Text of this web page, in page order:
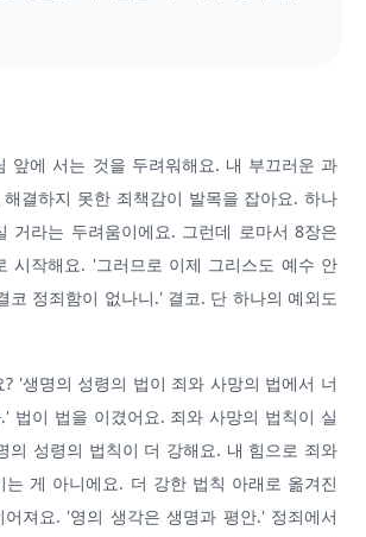
앞에 서는 것을 두려워해요. 내 부끄러운 과
결하지 못한 죄책감이 발목을 잡아요. 하나
거라는 두려움이에요. 그런데 로마서 8장은
시작해요. '그러므로 이제 그리스도 예수 안
코 정죄함이 없나니.' 결코. 단 하나의 예외도
'생명의 성령의 법이 죄와 사망의 법에서 너
법이 법을 이겼어요. 죄와 사망의 법칙이 실
의 성령의 법칙이 더 강해요. 내 힘으로 죄와
는 게 아니에요. 더 강한 법칙 아래로 옮겨진
져요. '영의 생각은 생명과 평안.' 정죄에서